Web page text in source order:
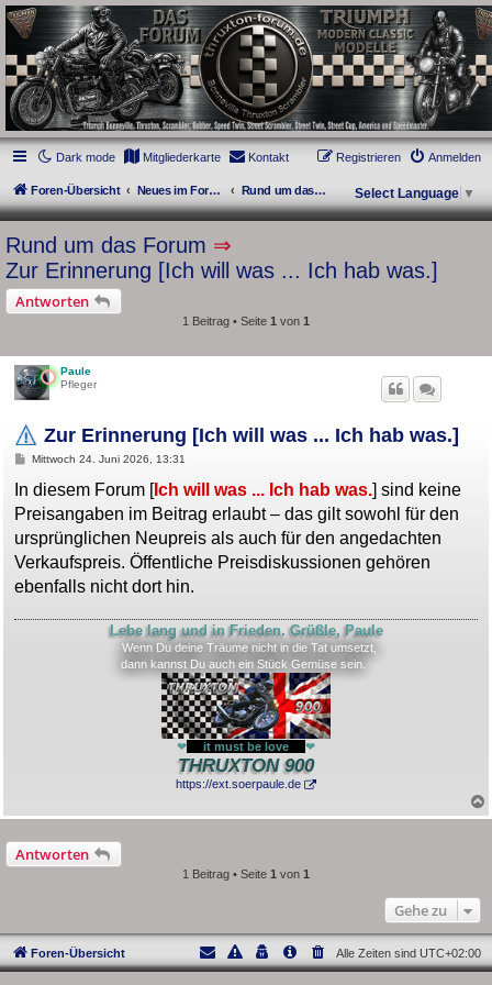
thruxton-forum.de
DAS FORUM! Alles rund um die Triumph Modern Classic Modelle. Das Forum für
die New Bonneville Baureihen ab BJ 2001. Triumph Bonneville, Thruxton,
Scrambler, Bobber, Speed Twin, Street Scrambler, Street Twin, Street Cup, America
und Speedmaster.
Dark mode
Mitgliederkarte Kontakt Anmelden
Registrieren
Foren-Übersicht Neues im Forum Rund um das Forum Select Language ▼
Rund um das Forum ⇒
Zur Erinnerung [Ich will was ... Ich hab was.]
Antworten
1 Beitrag • Seite 1 von 1
Paule
Pfleger
Zur Erinnerung [Ich will was ... Ich hab was.]
B
i
t
r
a
g
Mittwoch 24. Juni 2026, 13:31
In diesem Forum [Ich will was ... Ich hab was.] sind keine
Preisangaben im Beitrag erlaubt – das gilt sowohl für den
ursprünglichen Neupreis als auch für den angedachten
Verkaufspreis. Öffentliche Preisdiskussionen gehören
ebenfalls nicht dort hin.
Lebe lang und in Frieden. Grüßle, Paule
Wenn Du deine Träume nicht in die Tat umsetzt,
dann kannst Du auch ein Stück Gemüse sein.
❤ it must be love ❤
THRUXTON 900
https://ext.soerpaule.de
Antworten
1 Beitrag • Seite 1 von 1
Gehe zu
Foren-Übersicht Alle Zeiten sind UTC+02:00